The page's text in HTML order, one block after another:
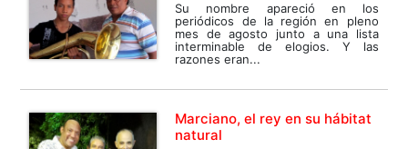
Su nombre apareció en los
periódicos de la región en pleno
mes de agosto junto a una lista
interminable de elogios. Y las
razones eran...
Marciano, el rey en su hábitat
natural